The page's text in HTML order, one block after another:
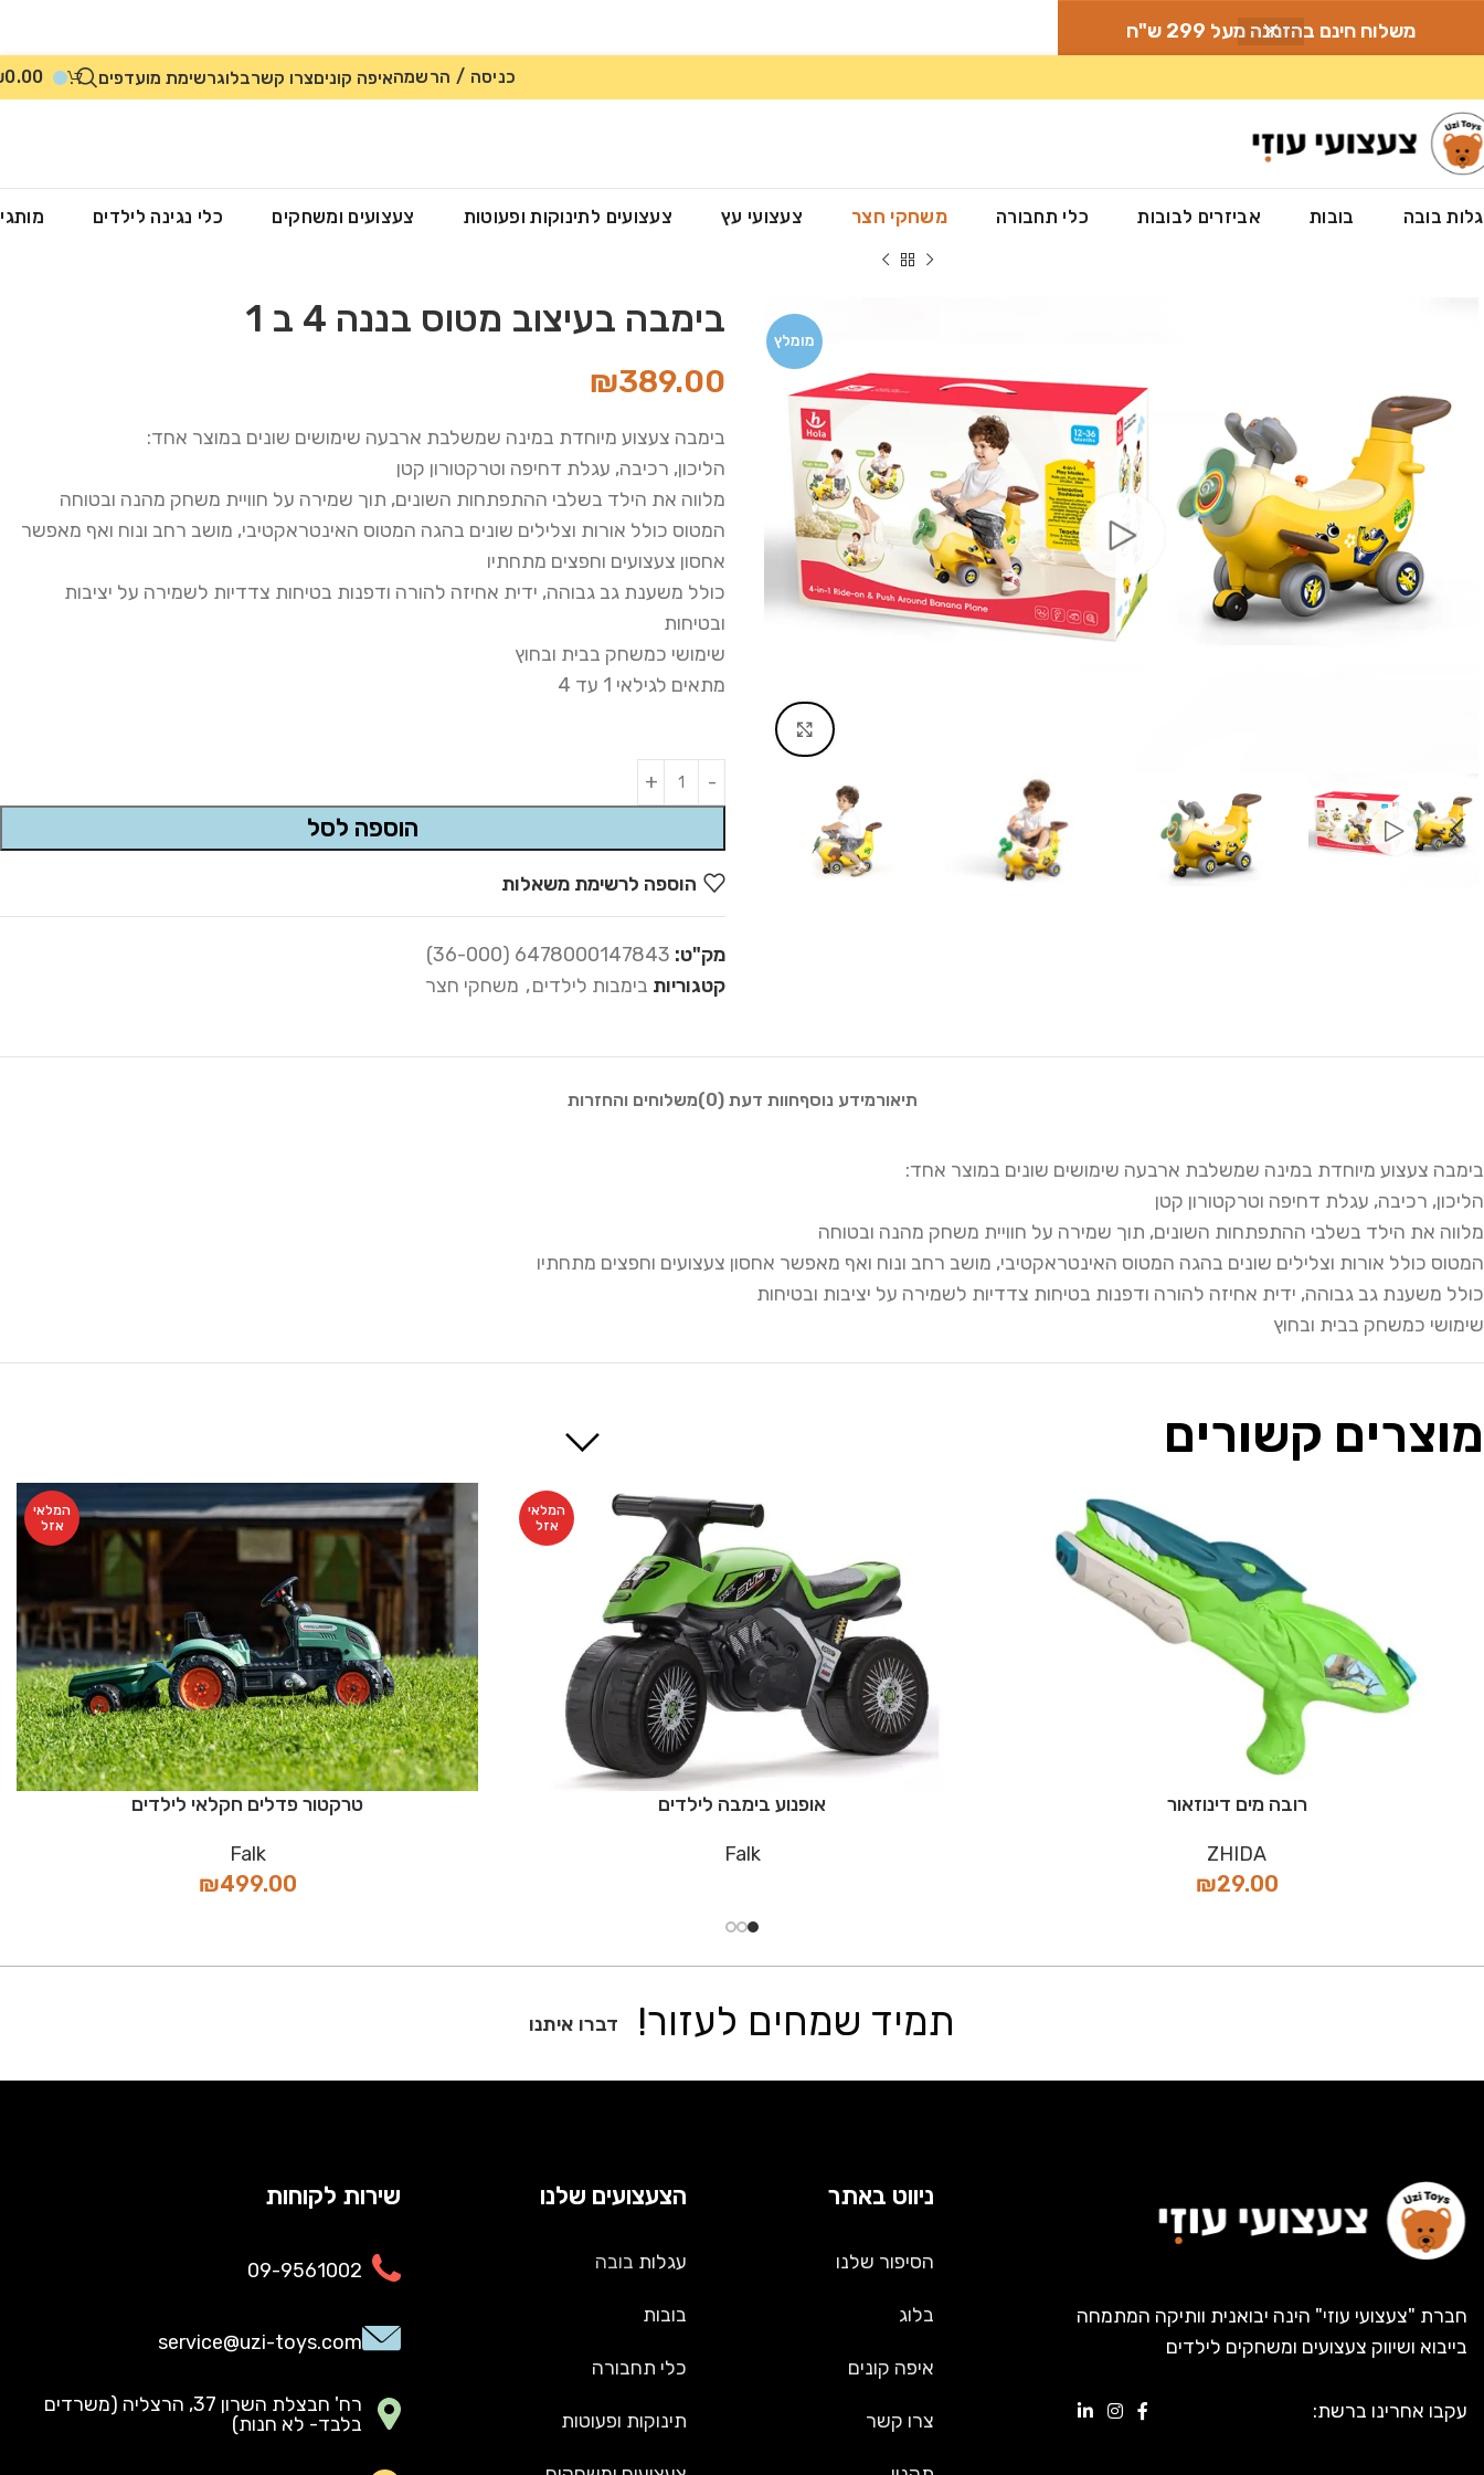
משלוח חינם בהזמנה מעל 299 ש"ח
כניסה / הרשמהאיפה קוניםצרו קשרבלוגרשימת מועדפים 0.00
בובה בובות אביזרים לבובות כלי תחבורה משחקי חצר צעצועי עץ צעצועים לתינוקות ופעוטות צעצועים ומשחקים כלי נגינה לילדים
מומלץ
Click to enlarge
בימבה בעיצוב מטוס בננה 4 ב 1
₪389.00
בימבה צעצוע מיוחדת במינה שמשלבת ארבעה שימושים שונים במוצר אחד:
הליכון, רכיבה, עגלת דחיפה וטרקטורון קטן
מלווה את הילד בשלבי ההתפתחות השונים, תוך שמירה על חוויית משחק מהנה ובטוחה
המטוס כולל אורות וצלילים שונים בהגה המטוס האינטראקטיבי, מושב רחב ונוח ואף מאפשר
אחסון צעצועים וחפצים מתחתיו
כולל משענת גב גבוהה, ידית אחיזה להורה ודפנות בטיחות צדדיות לשמירה על יציבות
ובטיחות
שימושי כמשחק בבית ובחוץ
מתאים לגילאי 1 עד 4
הוספה לסל
Alternative:
הוספה לרשימת משאלות
מק"ט: 6478000147843 (36-000)
קטגוריות בימבות לילדים, משחקי חצר
תיאורמידע נוסףחוות דעת (0) משלוחים והחזרות
בימבה צעצוע מיוחדת במינה שמשלבת ארבעה שימושים שונים במוצר אחד:
הליכון, רכיבה, עגלת דחיפה וטרקטורון קטן
מלווה את הילד בשלבי ההתפתחות השונים, תוך שמירה על חוויית משחק מהנה ובטוחה
המטוס כולל אורות וצלילים שונים בהגה המטוס האינטראקטיבי, מושב רחב ונוח ואף מאפשר אחסון צעצועים וחפצים מתחתיו
כולל משענת גב גבוהה, ידית אחיזה להורה ודפנות בטיחות צדדיות לשמירה על יציבות ובטיחות
שימושי כמשחק בבית ובחוץ
מוצרים קשורים
רובה מים דינוזאור
ZHIDA
₪29.00
המלאי
אזל
אופנוע בימבה לילדים
Falk
המלאי
אזל
טרקטור פדלים חקלאי לילדים
Falk
₪499.00
תמיד שמחים לעזור! דברו איתנו
חברת "צעצועי עוזי" הינה יבואנית וותיקה המתמחה
בייבוא ושיווק צעצועים ומשחקים לילדים
עקבו אחרינו ברשת:
ניווט באתר
הסיפור שלנו
בלוג
איפה קונים
צרו קשר
הצעצועים שלנו
עגלות בובה
בובות
כלי תחבורה
תינוקות ופעוטות
שירות לקוחות
09-9561002
service@uzi-toys.com
רח' חבצלת השרון 37, הרצליה (משרדים
בלבד- לא חנות)